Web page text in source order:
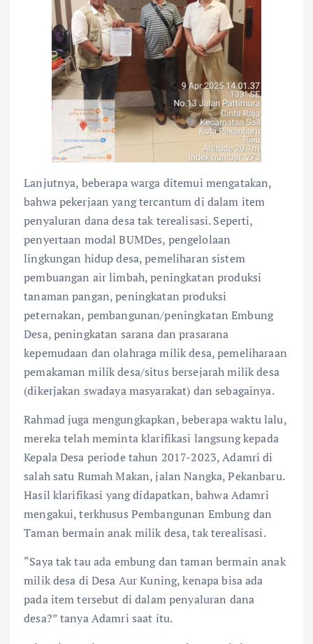
Lanjutnya, beberapa warga ditemui mengatakan,
bahwa pekerjaan yang tercantum di dalam item
penyaluran dana desa tak terealisasi. Seperti,
penyertaan modal BUMDes, pengelolaan
lingkungan hidup desa, pemeliharan sistem
pembuangan air limbah, peningkatan produksi
tanaman pangan, peningkatan produksi
peternakan, pembangunan/peningkatan Embung
Desa, peningkatan sarana dan prasarana
kepemudaan dan olahraga milik desa, pemeliharaan
pemakaman milik desa/situs bersejarah milik desa
(dikerjakan swadaya masyarakat) dan sebagainya.
Rahmad juga mengungkapkan, beberapa waktu lalu,
mereka telah meminta klarifikasi langsung kepada
Kepala Desa periode tahun 2017-2023, Adamri di
salah satu Rumah Makan, jalan Nangka, Pekanbaru.
Hasil klarifikasi yang didapatkan, bahwa Adamri
mengakui, terkhusus Pembangunan Embung dan
Taman bermain anak milik desa, tak terealisasi.
“Saya tak tau ada embung dan taman bermain anak
milik desa di Desa Aur Kuning, kenapa bisa ada
pada item tersebut di dalam penyaluran dana
desa?” tanya Adamri saat itu.